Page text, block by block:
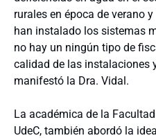
rurales en época de verano
han instalado los sistemas
no hay un ningún tipo de
calidad de las instalaciones
manifestó la Dra. Vidal.
La académica de la
UdeC, también abordó la